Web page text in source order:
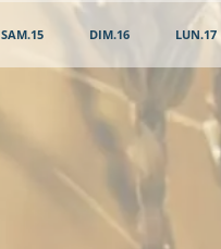
SAM.15 DIM.16 LUN.17